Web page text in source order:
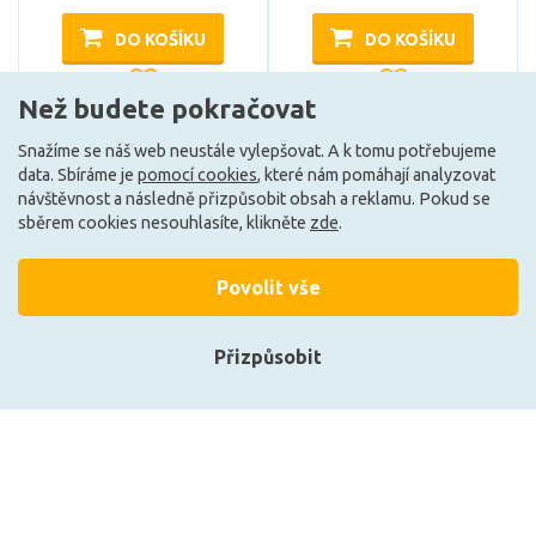
DO KOŠÍKU DO KOŠÍKU
Načíst další
Ze stejné kolekce
Než budete pokračovat
Snažíme se náš web neustále vylepšovat. A k tomu potřebujeme
data. Sbíráme je pomocí cookies, které nám pomáhají analyzovat
návštěvnost a následně přizpůsobit obsah a reklamu. Pokud se
sběrem cookies nesouhlasíte, klikněte zde.
Přizpůsobit
Povolit vše